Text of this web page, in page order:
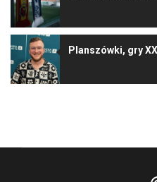
Planszówki, gry